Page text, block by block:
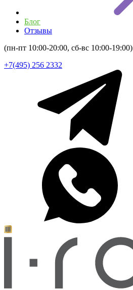
Блог
Отзывы
(пн-пт 10:00-20:00, сб-вс 10:00-19:00)
+7(495) 256 2332